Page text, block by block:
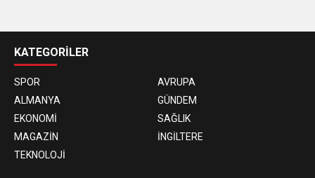
siteleri
KATEGORİLER
SPOR
AVRUPA
ALMANYA
GÜNDEM
EKONOMİ
SAĞLIK
MAGAZİN
İNGİLTERE
TEKNOLOJİ